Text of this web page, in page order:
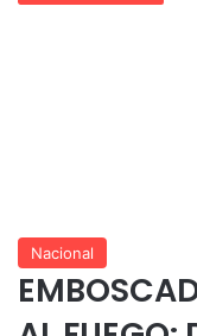
Nacional